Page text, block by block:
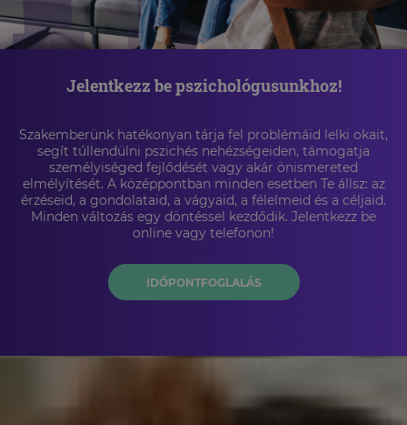
Jelentkezz be pszichológusunkhoz!
Szakemberünk hatékonyan tárja fel problémáid lelki okait,
segít túllendülni pszichés nehézségeiden, támogatja
személyiséged fejlődését vagy akár önismereted
elmélyítését. A középpontban minden esetben Te állsz: az
érzéseid, a gondolataid, a vágyaid, a félelmeid és a céljaid.
Minden változás egy döntéssel kezdődik. Jelentkezz be
online vagy telefonon!
IDŐPONTFOGLALÁS